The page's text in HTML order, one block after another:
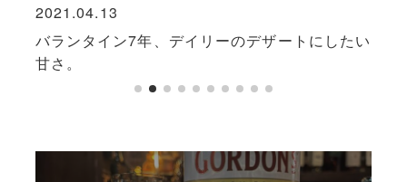
2021.04.13
バランタイン7年、デイリーのデザートにしたい
甘さ。